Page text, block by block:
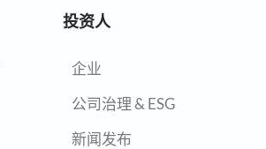
投资人
企业
公司治理 & ESG
新闻发布